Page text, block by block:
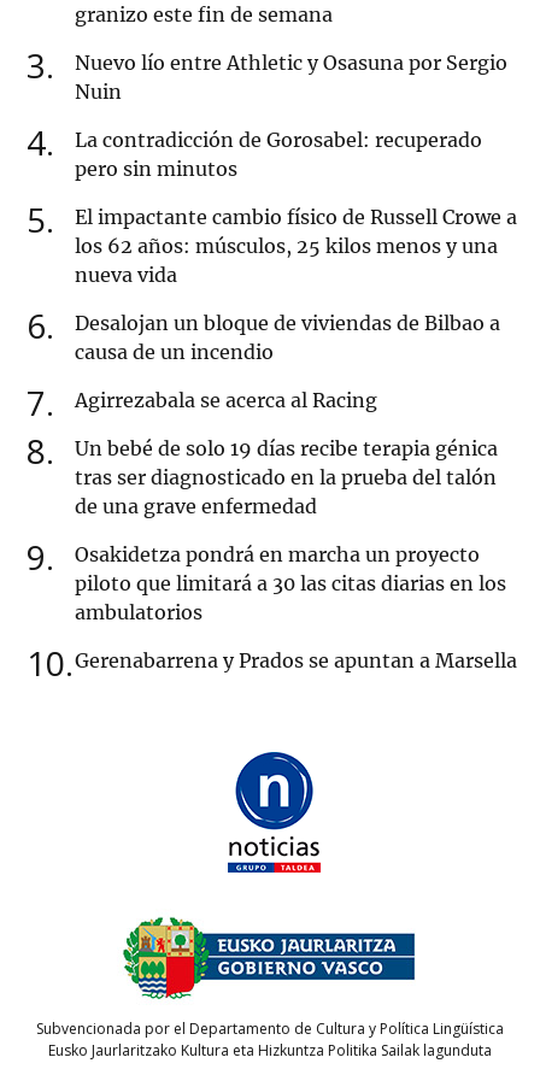
granizo este fin de semana
3
Nuevo lío entre Athletic y Osasuna por Sergio
Nuin
4
La contradicción de Gorosabel: recuperado
pero sin minutos
5
El impactante cambio físico de Russell Crowe a
los 62 años: músculos, 25 kilos menos y una
nueva vida
6
Desalojan un bloque de viviendas de Bilbao a
causa de un incendio
7 Agirrezabala se acerca al Racing
8
Un bebé de solo 19 días recibe terapia génica
tras ser diagnosticado en la prueba del talón
de una grave enfermedad
9
Osakidetza pondrá en marcha un proyecto
piloto que limitará a 30 las citas diarias en los
ambulatorios
10 Gerenabarrena y Prados se apuntan a Marsella
Subvencionada por el Departamento de Cultura y Política Lingüística
Eusko Jaurlaritzako Kultura eta Hizkuntza Politika Sailak lagunduta